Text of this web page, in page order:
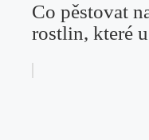
Co pěstovat
rostlin, které